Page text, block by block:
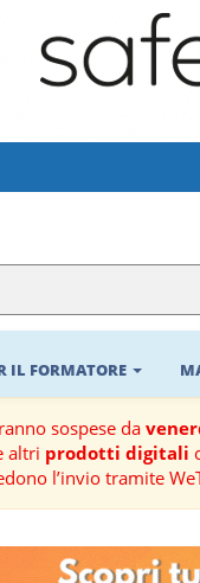
IL FORMATORE
sospese da
altri prodotti digitali
l’invio tramite